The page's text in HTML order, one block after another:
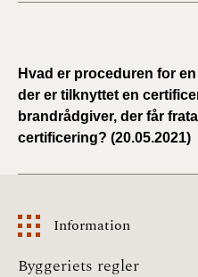
Hvad er proceduren for
der er tilknyttet en
brandrådgiver, der får
certificering? (20.05.2021)
Information
Information
Byggeriets regler